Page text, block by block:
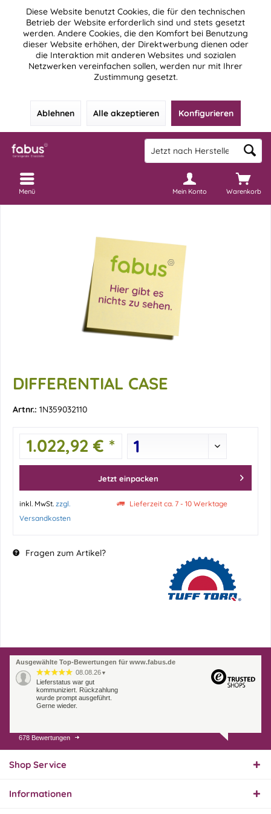
Diese Website benutzt Cookies, die für den technischen
Betrieb der Website erforderlich sind und stets gesetzt
werden. Andere Cookies, die den Komfort bei Benutzung
dieser Website erhöhen, der Direktwerbung dienen oder
die Interaktion mit anderen Websites und sozialen
Netzwerken vereinfachen sollen, werden nur mit Ihrer
Zustimmung gesetzt.
Ablehnen Alle akzeptieren Konfigurieren
Warenkorb
Mein Konto
Menü
DIFFERENTIAL CASE
Artnr.: 1N359032110
1.022,92 € *
Jetzt einpacken
inkl. MwSt. zzgl.
Versandkosten
Lieferzeit ca. 7 - 10 Werktage
Fragen zum Artikel?
Ausgewählte Top-Bewertungen für www.fabus.de
08.08.26 ▼
Lieferstatus war gut
kommuniziert. Rückzahlung
wurde prompt ausgeführt.
Gerne wieder.
07.08.26
Endlich das richtige
678 Bewertungen
Shop Service
Informationen